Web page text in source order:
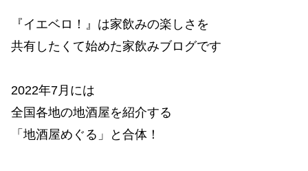
『イエベロ！』は家飲みの楽しさを
共有したくて始めた家飲みブログです
2022年7月には
全国各地の地酒屋を紹介する
「地酒屋めぐる」と合体！